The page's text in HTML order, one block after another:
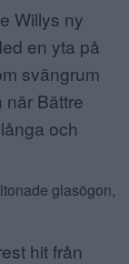
Willys ny
en yta på
svängrum
när Bättre
och
hit från